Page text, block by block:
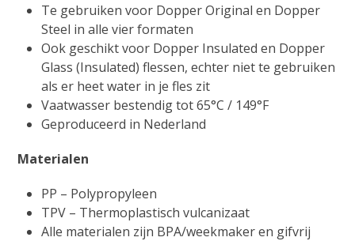
Te gebruiken voor Dopper Original en Dopper
Steel in alle vier formaten
Ook geschikt voor Dopper Insulated en Dopper
Glass (Insulated) flessen, echter niet te gebruiken
als er heet water in je fles zit
Vaatwasser bestendig tot 65°C / 149°F
Geproduceerd in Nederland
Materialen
PP – Polypropyleen
TPV – Thermoplastisch vulcanizaat
Alle materialen zijn BPA/weekmaker en gifvrij